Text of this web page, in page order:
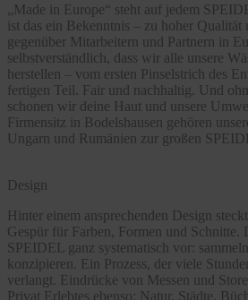
„Made in Europe“ steht auf jedem
ist das ein Bekenntnis – zu hoher Qualität
gegenüber Mitarbeitern und Partnern in
selbstverständlich, dass wir alle unsere
herstellen – vom ersten Pinselstrich des
fertigen Teil. Fair und nachhaltig. Und
schonen wir deine Haut und unsere
Firmensitz in Bodelshausen gehören
Ungarn und Rumänien zur großen
Design
Hinter einem ansprechenden Design
Gespür für Farben, Formen und Schnitte.
SPEIDEL ganz systematisch vor:
konzipieren. Ein Prozess, der viele
verlangt. Eindrücke von Messen und
Privat Erlebtes ebenso: Natur, Städte,